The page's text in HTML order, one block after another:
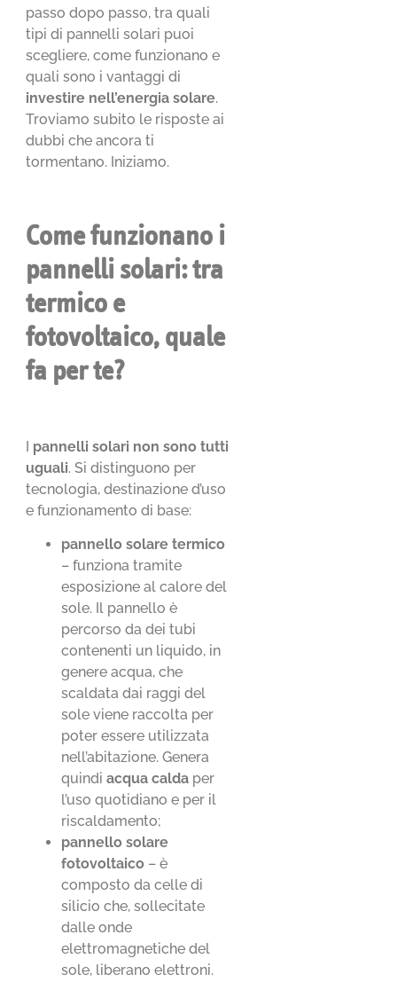
passo dopo passo, tra quali
tipi di pannelli solari puoi
scegliere, come funzionano e
quali sono i vantaggi di
investire nell’energia solare.
Troviamo subito le risposte ai
dubbi che ancora ti
tormentano. Iniziamo.
Come funzionano i
pannelli solari: tra
termico e
fotovoltaico, quale
fa per te?
I pannelli solari non sono tutti
uguali. Si distinguono per
tecnologia, destinazione d’uso
e funzionamento di base:
pannello solare termico
– funziona tramite
esposizione al calore del
sole. Il pannello è
percorso da dei tubi
contenenti un liquido, in
genere acqua, che
scaldata dai raggi del
sole viene raccolta per
poter essere utilizzata
nell’abitazione. Genera
quindiacqua calda per
l’uso quotidiano e per il
riscaldamento;
pannello solare
fotovoltaico – è
composto da celle di
silicio che, sollecitate
dalle onde
elettromagnetiche del
sole, liberano elettroni.